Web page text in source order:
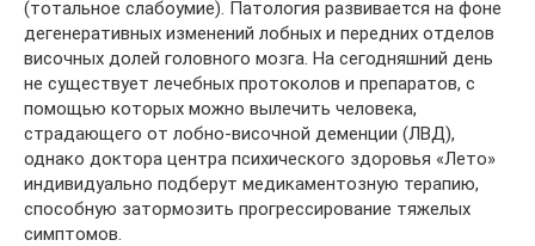
(тотальное слабоумие). Патология развивается на фоне
дегенеративных изменений лобных и передних отделов
височных долей головного мозга. На сегодняшний день
не существует лечебных протоколов и препаратов, с
помощью которых можно вылечить человека,
страдающего от лобно-височной деменции (ЛВД),
однако доктора центра психического здоровья «Лето»
индивидуально подберут медикаментозную терапию,
способную затормозить прогрессирование тяжелых
симптомов.